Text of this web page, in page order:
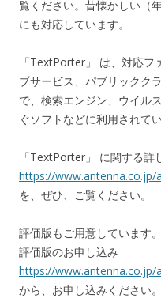
覧ください。昔懐かしい（
にも対応しています。
「TextPorter」 は、対応フ
ブサービス、パブリックク
で、検索エンジン、ウイル
ぐソフトなどに利用されてい
「TextPorter」 に関する詳
https://www.antenna.co.jp/
を、ぜひ、ご覧ください。
評価版もご用意しています。
評価版のお申し込み
https://www.antenna.co.jp/
から、お申し込みください。